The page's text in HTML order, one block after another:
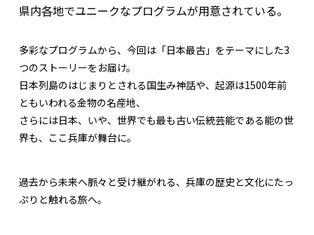
県内各地でユニークなプログラムが用意されている。
多彩なプログラムから、今回は「日本最古」をテーマにした3
つのストーリーをお届け。
日本列島のはじまりとされる国生み神話や、起源は1500年前
ともいわれる金物の名産地、
さらには日本、いや、世界でも最も古い伝統芸能である能の世
界も、ここ兵庫が舞台に。
過去から未来へ脈々と受け継がれる、兵庫の歴史と文化にたっ
ぷりと触れる旅へ。